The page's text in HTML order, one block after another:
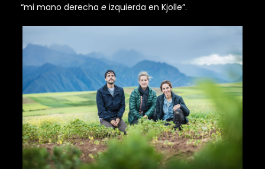
“mi mano derecha e izquierda en Kjolle”.